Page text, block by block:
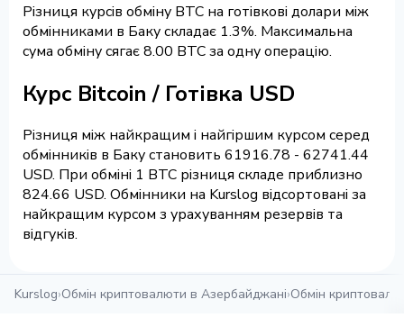
Різниця курсів обміну BTC на готівкові долари між
обмінниками в Баку складає 1.3%. Максимальна
сума обміну сягає 8.00 BTC за одну операцію.
Курс Bitcoin / Готівка USD
Різниця між найкращим і найгіршим курсом серед
обмінників в Баку становить 61916.78 - 62741.44
USD. При обміні 1 BTC різниця складе приблизно
824.66 USD. Обмінники на Kurslog відсортовані за
найкращим курсом з урахуванням резервів та
відгуків.
Kurslog›Обмін криптовалюти в Азербайджані›Обмін